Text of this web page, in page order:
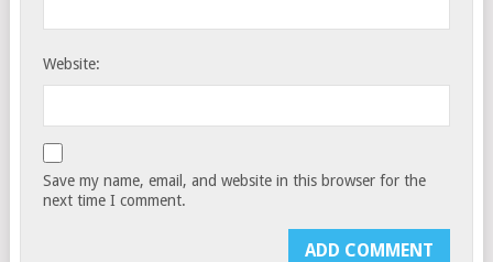
Website:
Save my name, email, and website in this browser for the
next time I comment.